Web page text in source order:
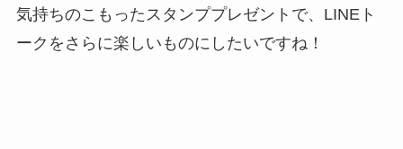
気持ちのこもったスタンププレゼントで、LINEト
ークをさらに楽しいものにしたいですね！